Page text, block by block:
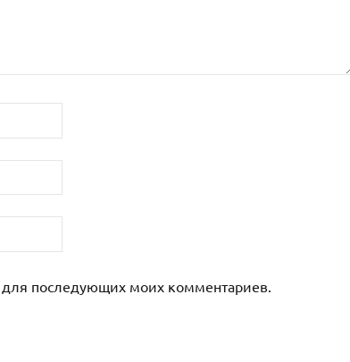
для последующих моих комментариев.